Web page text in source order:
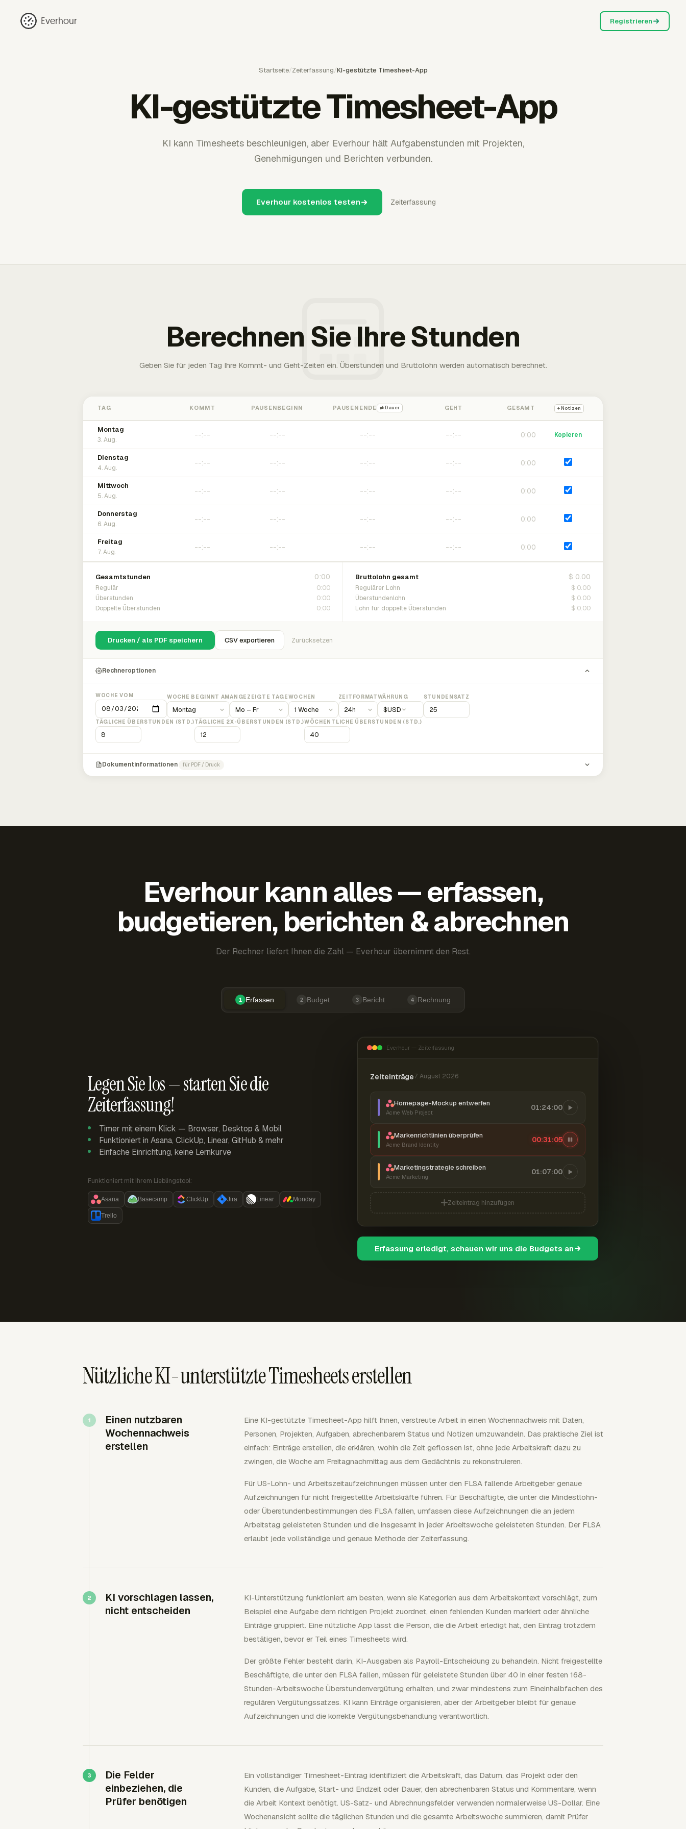
Everhour Registrieren
Startseite/Zeiterfassung/KI-gestützte Timesheet-App
KI-gestützte Timesheet-App
KI kann Timesheets beschleunigen, aber Everhour hält Aufgabenstunden mit Projekten,
Genehmigungen und Berichten verbunden.
Everhour kostenlos testen Zeiterfassung
Berechnen Sie Ihre Stunden
Geben Sie für jeden Tag Ihre Kommt- und Geht-Zeiten ein. Überstunden und Bruttolohn werden automatisch berechnet.
TAG KOMMT PAUSENBEGINN PAUSENENDE ⇄ Dauer GEHT GESAMT + Notizen
Montag
3. Aug.
0:00 Kopieren
Dienstag
4. Aug.
0:00
Mittwoch
5. Aug.
0:00
Donnerstag
6. Aug.
0:00
Freitag
7. Aug.
0:00
Gesamtstunden 0:00
Regulär 0:00
Überstunden 0:00
Doppelte Überstunden 0:00
Bruttolohn gesamt $ 0.00
Regulärer Lohn $ 0.00
Überstundenlohn $ 0.00
Lohn für doppelte Überstunden $ 0.00
Drucken / als PDF speichern CSV exportieren Zurücksetzen
Rechneroptionen
WOCHE VOM WOCHE BEGINNT AMANGEZEIGTE TAGEWOCHEN ZEITFORMATWÄHRUNG
$USD
STUNDENSATZ
TÄGLICHE ÜBERSTUNDEN (STD.)TÄGLICHE 2X-ÜBERSTUNDEN (STD.)WÖCHENTLICHE ÜBERSTUNDEN (STD.)
Dokumentinformationen für PDF / Druck
Everhour kann alles — erfassen,
budgetieren, berichten & abrechnen
Der Rechner liefert Ihnen die Zahl — Everhour übernimmt den Rest.
1 Erfassen 2 Budget 3 Bericht 4 Rechnung
Legen Sie los — starten Sie die
Zeiterfassung!
Timer mit einem Klick — Browser, Desktop & Mobil
Funktioniert in Asana, ClickUp, Linear, GitHub & mehr
Einfache Einrichtung, keine Lernkurve
Funktioniert mit Ihrem Lieblingstool:
Asana Basecamp ClickUp Jira Linear Monday
Trello
Everhour — Zeiterfassung
Zeiteinträge7. August 2026
Homepage-Mockup entwerfen
Acme Web Project
01:24:00
Markenrichtlinien überprüfen
Acme Brand Identity
00:31:06
Marketingstrategie schreiben
Acme Marketing
01:07:00
Zeiteintrag hinzufügen
Erfassung erledigt, schauen wir uns die Budgets an
Nützliche KI-unterstützte Timesheets erstellen
Einen nutzbaren
Wochennachweis
erstellen
Eine KI-gestützte Timesheet-App hilft Ihnen, verstreute Arbeit in einen Wochennachweis mit Daten,
Personen, Projekten, Aufgaben, abrechenbarem Status und Notizen umzuwandeln. Das praktische Ziel ist
einfach: Einträge erstellen, die erklären, wohin die Zeit geflossen ist, ohne jede Arbeitskraft dazu zu
zwingen, die Woche am Freitagnachmittag aus dem Gedächtnis zu rekonstruieren.
Für US-Lohn- und Arbeitszeitaufzeichnungen müssen unter den FLSA fallende Arbeitgeber genaue
Aufzeichnungen für nicht freigestellte Arbeitskräfte führen. Für Beschäftigte, die unter die Mindestlohn-
oder Überstundenbestimmungen des FLSA fallen, umfassen diese Aufzeichnungen die an jedem
Arbeitstag geleisteten Stunden und die insgesamt in jeder Arbeitswoche geleisteten Stunden. Der FLSA
erlaubt jede vollständige und genaue Methode der Zeiterfassung.
KI vorschlagen lassen,
nicht entscheiden
KI-Unterstützung funktioniert am besten, wenn sie Kategorien aus dem Arbeitskontext vorschlägt, zum
Beispiel eine Aufgabe dem richtigen Projekt zuordnet, einen fehlenden Kunden markiert oder ähnliche
Einträge gruppiert. Eine nützliche App lässt die Person, die die Arbeit erledigt hat, den Eintrag trotzdem
bestätigen, bevor er Teil eines Timesheets wird.
Der größte Fehler besteht darin, KI-Ausgaben als Payroll-Entscheidung zu behandeln. Nicht freigestellte
Beschäftigte, die unter den FLSA fallen, müssen für geleistete Stunden über 40 in einer festen 168-
Stunden-Arbeitswoche Überstundenvergütung erhalten, und zwar mindestens zum Eineinhalbfachen des
regulären Vergütungssatzes. KI kann Einträge organisieren, aber der Arbeitgeber bleibt für genaue
Aufzeichnungen und die korrekte Vergütungsbehandlung verantwortlich.
Die Felder
einbeziehen, die
Prüfer benötigen
Ein vollständiger Timesheet-Eintrag identifiziert die Arbeitskraft, das Datum, das Projekt oder den
Kunden, die Aufgabe, Start- und Endzeit oder Dauer, den abrechenbaren Status und Kommentare, wenn
die Arbeit Kontext benötigt. US-Satz- und Abrechnungsfelder verwenden normalerweise US-Dollar. Eine
Wochenansicht sollte die täglichen Stunden und die gesamte Arbeitswoche summieren, damit Prüfer